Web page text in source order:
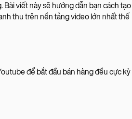
viết này sẽ hướng dẫn bạn cách tạo
thu trên nền tảng video lớn nhất thế
để bắt đầu bán hàng đều cực kỳ